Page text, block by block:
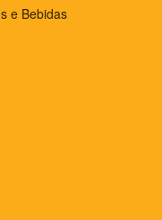
e Bebidas